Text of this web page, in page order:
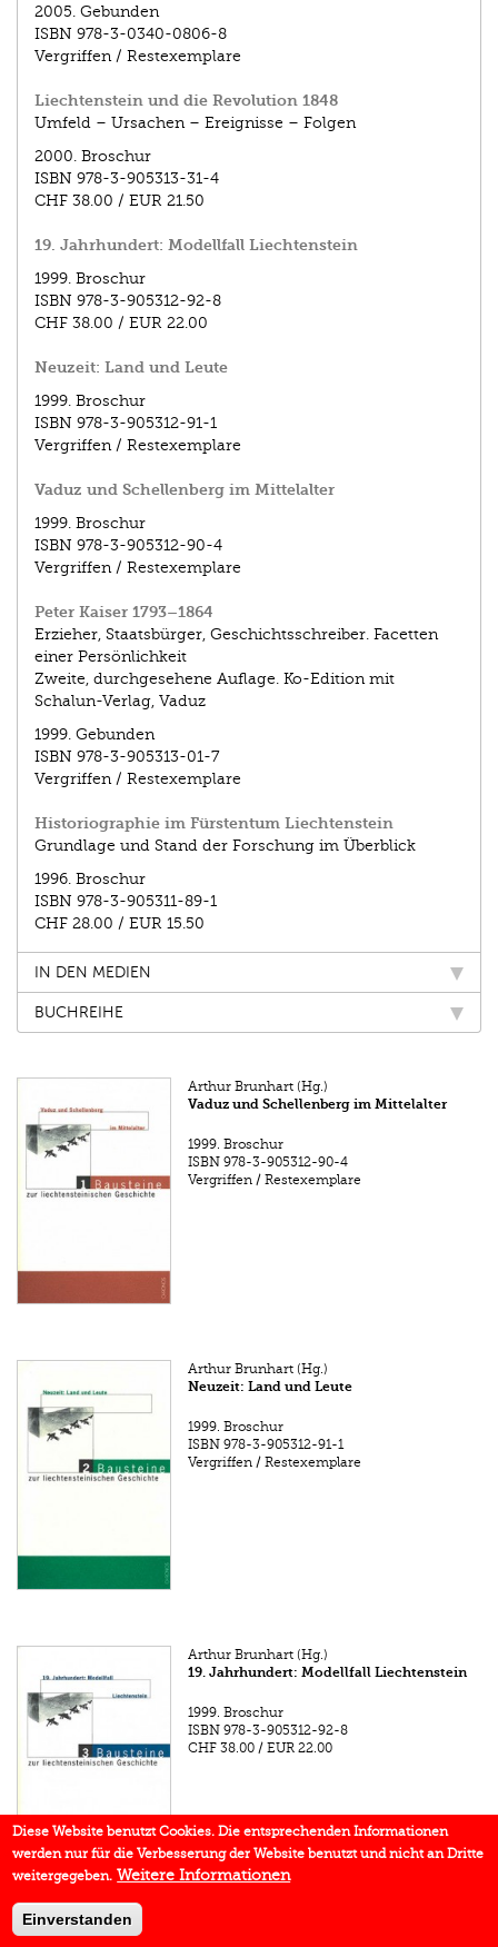
2005. Gebunden
ISBN 978-3-0340-0806-8
Vergriffen / Restexemplare
Liechtenstein und die Revolution 1848
Umfeld – Ursachen – Ereignisse – Folgen
2000. Broschur
ISBN 978-3-905313-31-4
CHF 38.00 / EUR 21.50
19. Jahrhundert: Modellfall Liechtenstein
1999. Broschur
ISBN 978-3-905312-92-8
CHF 38.00 / EUR 22.00
Neuzeit: Land und Leute
1999. Broschur
ISBN 978-3-905312-91-1
Vergriffen / Restexemplare
Vaduz und Schellenberg im Mittelalter
1999. Broschur
ISBN 978-3-905312-90-4
Vergriffen / Restexemplare
Peter Kaiser 1793–1864
Erzieher, Staatsbürger, Geschichtsschreiber. Facetten
einer Persönlichkeit
Zweite, durchgesehene Auflage. Ko-Edition mit
Schalun-Verlag, Vaduz
1999. Gebunden
ISBN 978-3-905313-01-7
Vergriffen / Restexemplare
Historiographie im Fürstentum Liechtenstein
Grundlage und Stand der Forschung im Überblick
1996. Broschur
ISBN 978-3-905311-89-1
CHF 28.00 / EUR 15.50
IN DEN MEDIEN
BUCHREIHE
Arthur Brunhart (Hg.)
Vaduz und Schellenberg im Mittelalter
1999. Broschur
ISBN 978-3-905312-90-4
Vergriffen / Restexemplare
Arthur Brunhart (Hg.)
Neuzeit: Land und Leute
1999. Broschur
ISBN 978-3-905312-91-1
Vergriffen / Restexemplare
Arthur Brunhart (Hg.)
19. Jahrhundert: Modellfall Liechtenstein
1999. Broschur
ISBN 978-3-905312-92-8
CHF 38.00 /EUR 22.00
Diese Website benutzt Cookies. Die entsprechenden Informationen
werden nur für die Verbesserung der Website benutzt und nicht an Dritte
weitergegeben. Weitere Informationen
Einverstanden